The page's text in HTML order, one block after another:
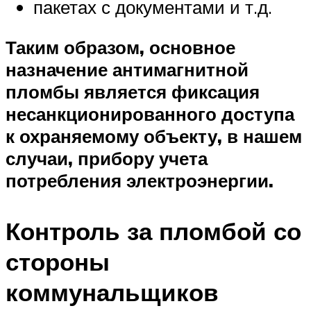
пакетах с документами и т.д.
Таким образом, основное
назначение антимагнитной
пломбы является фиксация
несанкционированного доступа
к охраняемому объекту, в нашем
случаи, прибору учета
потребления электроэнергии.
Контроль за пломбой со
стороны
коммунальщиков